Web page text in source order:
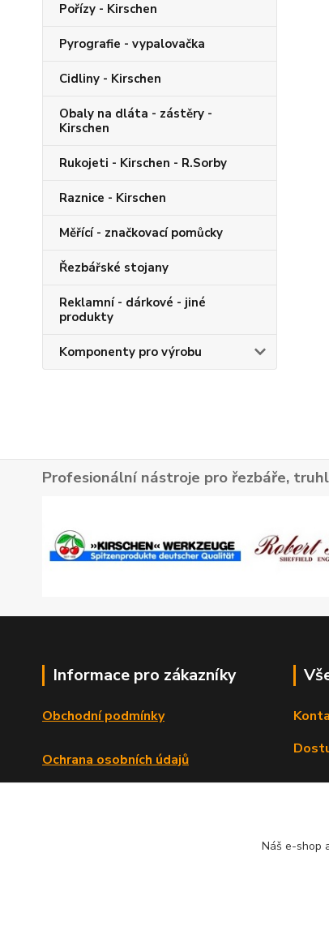
Pořízy - Kirschen
Pyrografie - vypalovačka
Cidliny - Kirschen
Obaly na dláta - zástěry -
Kirschen
Rukojeti - Kirschen - R.Sorby
Raznice - Kirschen
Měřící - značkovací pomůcky
Řezbářské stojany
Reklamní - dárkové - jiné
produkty
Komponenty pro výrobu
Profesionální nástroje pro řezbáře,
Informace pro zákazníky
Obchodní podmínky
Ochrana osobních údajů
Náš e-shop